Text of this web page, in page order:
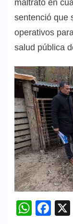
maltrato en
sentenció que
operativos
salud pública